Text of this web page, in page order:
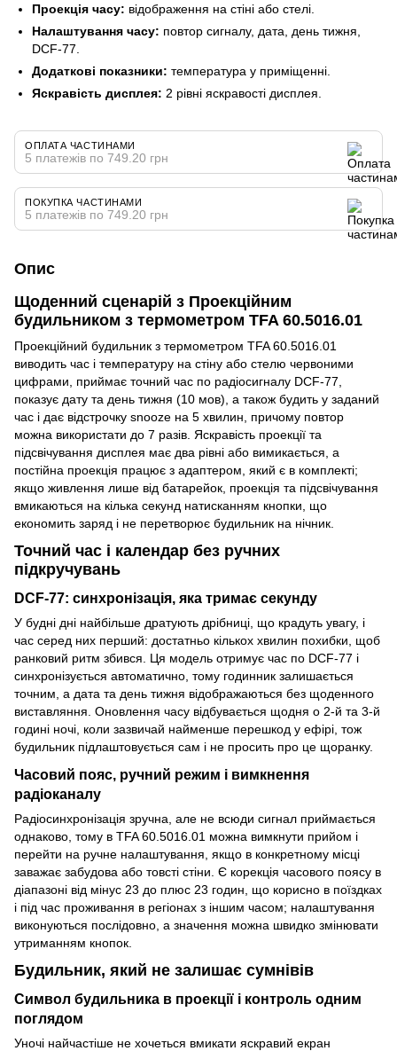
Проекція часу: відображення на стіні або стелі.
Налаштування часу: повтор сигналу, дата, день тижня,
DCF-77.
Додаткові показники: температура у приміщенні.
Яскравість дисплея: 2 рівні яскравості дисплея.
ОПЛАТА ЧАСТИНАМИ
5 платежів по 749.20 грн
ПОКУПКА ЧАСТИНАМИ
5 платежів по 749.20 грн
Опис
Щоденний сценарій з Проекційним
будильником з термометром TFA 60.5016.01
Проекційний будильник з термометром TFA 60.5016.01
виводить час і температуру на стіну або стелю червоними
цифрами, приймає точний час по радіосигналу DCF-77,
показує дату та день тижня (10 мов), а також будить у заданий
час і дає відстрочку snooze на 5 хвилин, причому повтор
можна використати до 7 разів. Яскравість проекції та
підсвічування дисплея має два рівні або вимикається, а
постійна проекція працює з адаптером, який є в комплекті;
якщо живлення лише від батарейок, проекція та підсвічування
вмикаються на кілька секунд натисканням кнопки, що
економить заряд і не перетворює будильник на нічник.
Точний час і календар без ручних
підкручувань
DCF-77: синхронізація, яка тримає секунду
У будні дні найбільше дратують дрібниці, що крадуть увагу, і
час серед них перший: достатньо кількох хвилин похибки, щоб
ранковий ритм збився. Ця модель отримує час по DCF-77 і
синхронізується автоматично, тому годинник залишається
точним, а дата та день тижня відображаються без щоденного
виставляння. Оновлення часу відбувається щодня о 2-й та 3-й
годині ночі, коли зазвичай найменше перешкод у ефірі, тож
будильник підлаштовується сам і не просить про це щоранку.
Часовий пояс, ручний режим і вимкнення
радіоканалу
Радіосинхронізація зручна, але не всюди сигнал приймається
однаково, тому в TFA 60.5016.01 можна вимкнути прийом і
перейти на ручне налаштування, якщо в конкретному місці
заважає забудова або товсті стіни. Є корекція часового поясу в
діапазоні від мінус 23 до плюс 23 годин, що корисно в поїздках
і під час проживання в регіонах з іншим часом; налаштування
виконуються послідовно, а значення можна швидко змінювати
утриманням кнопок.
Будильник, який не залишає сумнівів
Символ будильника в проекції і контроль одним
поглядом
Уночі найчастіше не хочеться вмикати яскравий екран